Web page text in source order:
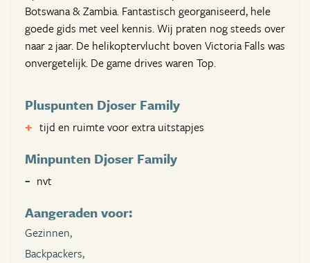
Botswana & Zambia. Fantastisch georganiseerd, hele
goede gids met veel kennis. Wij praten nog steeds over
naar 2 jaar. De helikoptervlucht boven Victoria Falls was
onvergetelijk. De game drives waren Top.
Pluspunten Djoser Family
tijd en ruimte voor extra uitstapjes
Minpunten Djoser Family
nvt
Aangeraden voor:
Gezinnen,
Backpackers,